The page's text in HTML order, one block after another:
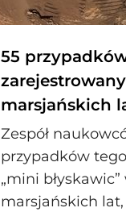
55
marsjańskich
Zespół
przypadków
„mini
marsjańskich